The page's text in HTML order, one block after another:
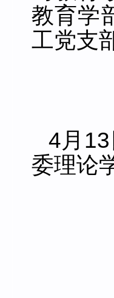
教育学
工党支
4月
委理论